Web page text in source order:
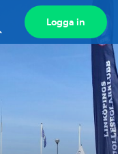
Visa
sökfält
Logga in